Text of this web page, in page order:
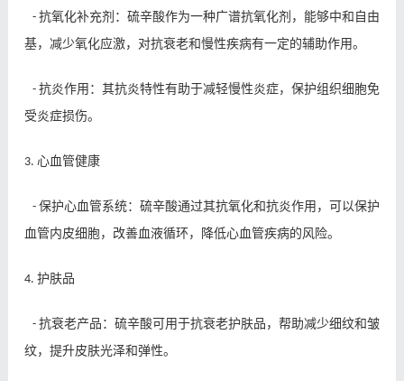
- 抗氧化补充剂：硫辛酸作为一种广谱抗氧化剂，能够中和自由
基，减少氧化应激，对抗衰老和慢性疾病有一定的辅助作用。
- 抗炎作用：其抗炎特性有助于减轻慢性炎症，保护组织细胞免
受炎症损伤。
3. 心血管健康
- 保护心血管系统：硫辛酸通过其抗氧化和抗炎作用，可以保护
血管内皮细胞，改善血液循环，降低心血管疾病的风险。
4. 护肤品
- 抗衰老产品：硫辛酸可用于抗衰老护肤品，帮助减少细纹和皱
纹，提升皮肤光泽和弹性。